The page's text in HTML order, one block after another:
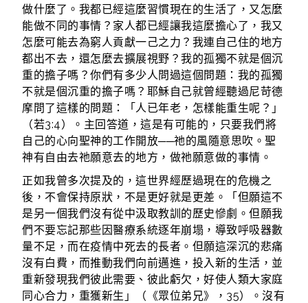
做什麼了。我都已經這麼習慣現在的生活了，又怎麼
能做不同的事情？家人都已經讓我這麼擔心了，我又
怎麼可能去為窮人貢獻一己之力？我連自己住的地方
都出不去，還怎麼去擴展視野？我的孤獨不就是個沉
重的擔子嗎？你們有多少人問過這個問題：我的孤獨
不就是個沉重的擔子嗎？耶穌自己就曾經聽過尼苛德
摩問了這樣的問題：「人已年老，怎樣能重生呢？」
（若3:4）。主回答道，這是有可能的，只要我們將
自己的心向聖神的工作開放──祂的風隨意思吹。聖
神有自由去祂願意去的地方，做祂願意做的事情。
正如我曾多次提及的，這世界經歷過現在的危機之
後，不會保持原狀，不是更好就是更差。「但願這不
是另一個我們沒有從中汲取教訓的歷史慘劇。但願我
們不要忘記那些因醫療系統逐年崩塌，導致呼吸器數
量不足，而在疫情中死去的長者。但願這深沉的悲痛
沒有白費，而推動我們向前邁進，投入新的生活，並
重新發現我們彼此需要、彼此虧欠，好使人類大家庭
同心合力，重獲新生」（《眾位弟兄》，35）。沒有